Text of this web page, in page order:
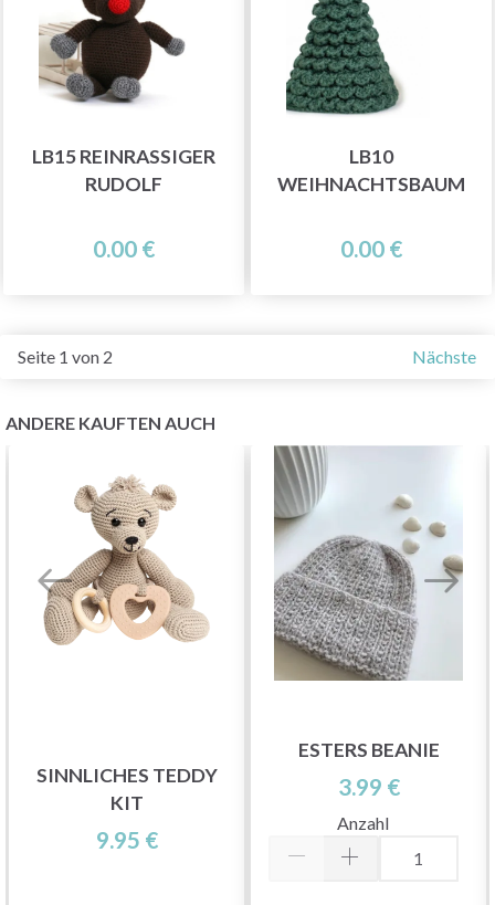
LB15 REINRASSIGER
RUDOLF
0.00 €
LB10
WEIHNACHTSBAUM
0.00 €
Seite 1 von 2 Nächste
ANDERE KAUFTEN AUCH
SINNLICHES TEDDY
KIT
9.95 €
ESTERS BEANIE
3.99 €
Anzahl